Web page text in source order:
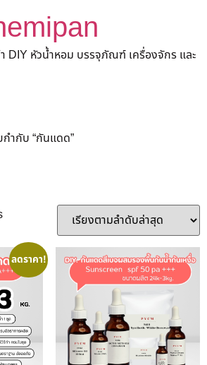
DIY หัวน้ำหอม บรรจุภัณฑ์ เครื่องจักร และ
ำกับ “กันแดด”
ลดราคา!